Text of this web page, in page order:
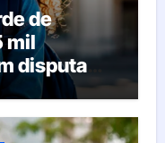
de
mil
disputa
acontece